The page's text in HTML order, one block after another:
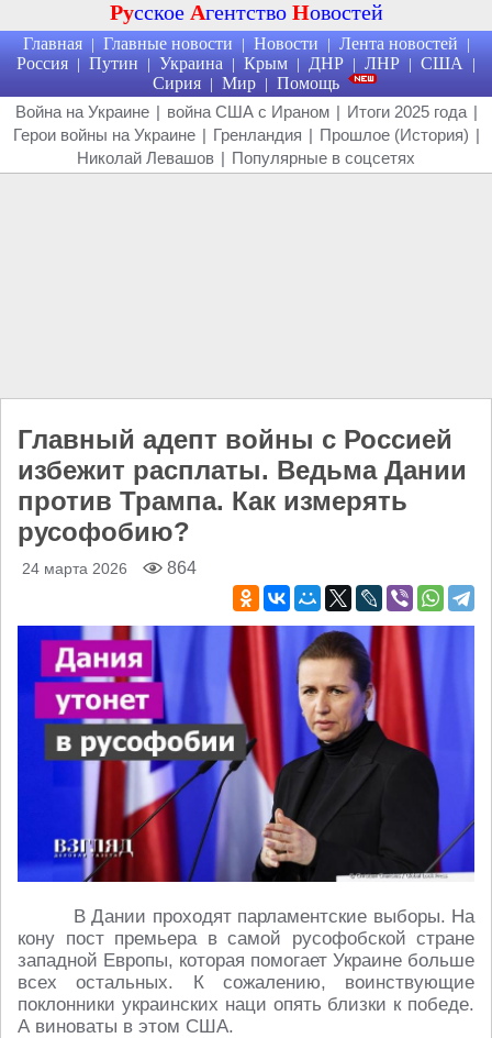
Русское Агентство Новостей
Главная | Главные новости | Новости | Лента новостей |
Россия | Путин | Украина | Крым | ДНР | ЛНР | США |
Сирия | Мир | Помощь
Война на Украине | война США с Ираном | Итоги 2025 года |
Герои войны на Украине | Гренландия | Прошлое (История) |
Николай Левашов | Популярные в соцсетях
Главный адепт войны с Россией
избежит расплаты. Ведьма Дании
против Трампа. Как измерять
русофобию?
24 марта 2026 864
В Дании проходят парламентские выборы. На
кону пост премьера в самой русофобской стране
западной Европы, которая помогает Украине больше
всех остальных. К сожалению, воинствующие
поклонники украинских наци опять близки к победе.
А виноваты в этом США.